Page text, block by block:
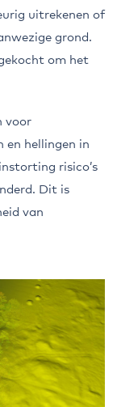
uitrekenen of
grond.
om het
voor
en hellingen in
risico’s
Dit is
van